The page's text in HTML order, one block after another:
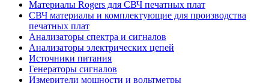
Материалы Rogers для СВЧ печатных плат
СВЧ материалы и комплектующие для производства
печатных плат
Анализаторы спектра и сигналов
Анализаторы электрических цепей
Источники питания
Генераторы сигналов
Измерители мощности и вольтметры